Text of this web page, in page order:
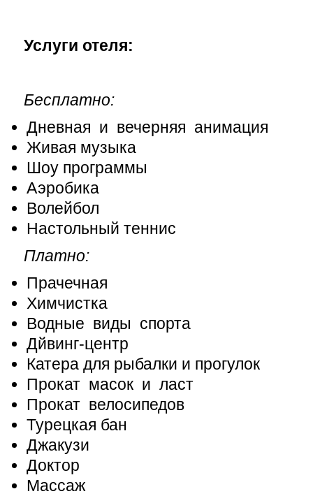
Услуги отеля:
Бесплатно:
Дневная и вечерняя анимация
Живая музыка
Шоу программы
Аэробика
Волейбол
Настольный теннис
Платно:
Прачечная
Химчистка
Водные виды спорта
Дйвинг-центр
Катера для рыбалки и прогулок
Прокат масок и ласт
Прокат велосипедов
Турецкая бан
Джакузи
Доктор
Массаж